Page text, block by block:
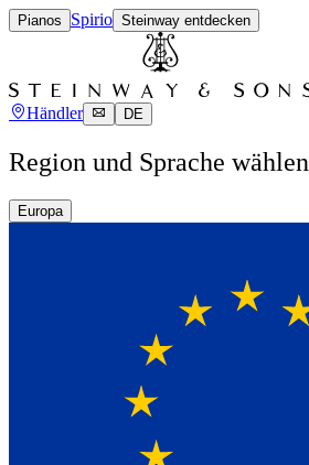
Pianos Spirio Steinway entdecken
Händler DE
Region und Sprache wählen
Europa